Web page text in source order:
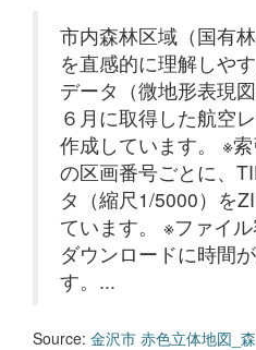
市内森林区域（国有
を直感的に理解しや
データ（微地形表現
６月に取得した航空
作成しています。 ※
の区画番号ごとに、
タ（縮尺1/5000）を
ています。 ※ファイル
ダウンロードに時間
す。...
Source: 金沢市 赤色立体地図_